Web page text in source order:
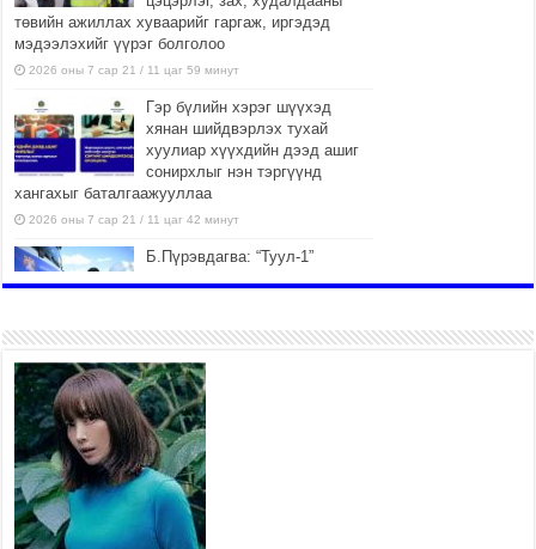
төвийн ажиллах хуваарийг гаргаж, иргэдэд
мэдээлэхийг үүрэг болголоо
2026 оны 7 сар 21 / 11 цаг 59 минут
Гэр бүлийн хэрэг шүүхэд
хянан шийдвэрлэх тухай
хуулиар хүүхдийн дээд ашиг
сонирхлыг нэн тэргүүнд
хангахыг баталгаажууллаа
2026 оны 7 сар 21 / 11 цаг 42 минут
Б.Пүрэвдагва: “Туул-1”
2026 оны 7 сар 21 / 10 цаг 15 минут
НИЙСЛЭЛ, АЙМГИЙН
УДИРДЛАГУУДЫН АЖЛЫГ
ХҮНД СУРТЛЫГ БУУРУУЛЖ,
ИРГЭД, АЖ АХУЙН НЭГЖИЙН
АЧААГ ХЭРХЭН ХӨНГӨЛСНӨӨР ДҮГНЭНЭ
2026 оны 7 сар 21 / 10 цаг 09 минут
Байнгын хорооны дарга